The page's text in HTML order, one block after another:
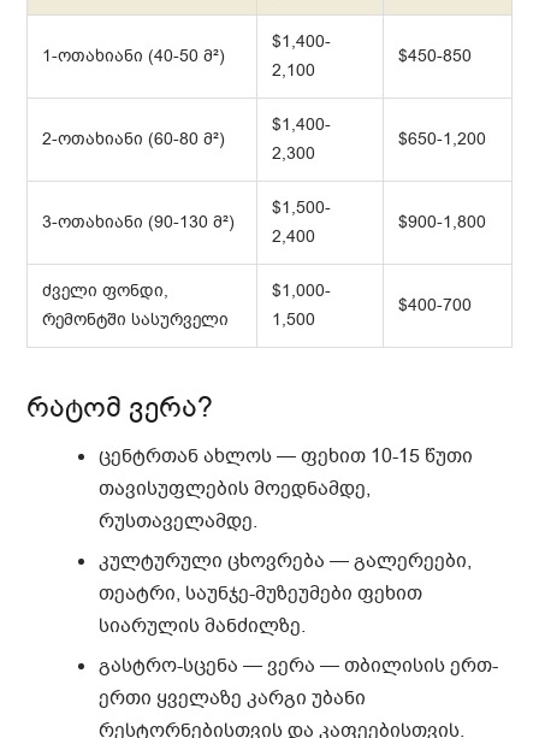
1-ოთახიანი (40-50 მ²)
$1,400-
2,100
$450-850
2-ოთახიანი (60-80 მ²)
$1,400-
2,300
$650-1,200
3-ოთახიანი (90-130 მ²)
$1,500-
2,400
$900-1,800
ძველი ფონდი,
რემონტში სასურველი
$1,000-
1,500
$400-700
რატომ ვერა?
ცენტრთან ახლოს— ფეხით 10-15 წუთი
თავისუფლების მოედნამდე,
რუსთაველამდე.
კულტურული ცხოვრება — გალერეები,
თეატრი, საუნჯე-მუზეუმები ფეხით
სიარულის მანძილზე.
გასტრო-სცენა — ვერა — თბილისის ერთ-
ერთი ყველაზე კარგი უბანი
რესტორნებისთვის და კაფეებისთვის.